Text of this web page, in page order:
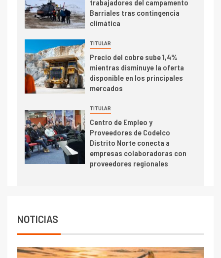
Informe bimensual de
Cochilco: precio del cobre
alcanza máximos por escasez
5 I+D
Estudio revela cómo el precio
del cobre y educación superior
se relacionan en zonas
mineras
6 I+D
BHP proyecta producción de
cobre cercana a 2 millones de
toneladas tras récord en
Escondida
trabajadores del campamento
Barriales tras contingencia
climática
TITULAR
Precio del cobre sube 1,4%
mientras disminuye la oferta
disponible en los principales
mercados
TITULAR
Centro de Empleo y
Proveedores de Codelco
Distrito Norte conecta a
empresas colaboradoras con
proveedores regionales
NOTICIAS